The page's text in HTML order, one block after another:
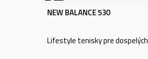
NEW BALANCE 530
Lifestyle tenisky pre dospelých